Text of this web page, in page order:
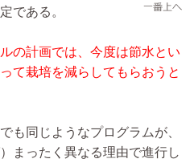
である。
の計画では、今度は節水とい
て栽培を減らしてもらおうと
も同じようなプログラムが、
まったく異なる理由で進行し